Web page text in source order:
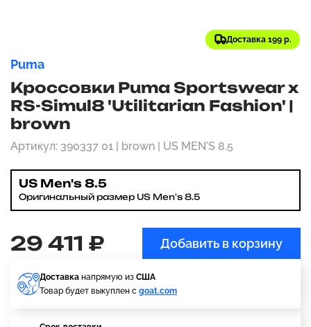
Доставка 199 р.
Puma
Кроссовки Puma Sportswear x
RS-Simul8 'Utilitarian Fashion' |
brown
Артикул: 390337 01 | brown | US MEN'S 8.5
US Men's 8.5
Оригинальный размер US Men's 8.5
29 411 ₽ Добавить в корзину
Доставка напрямую из США
Товар будет выкуплен с goat.com